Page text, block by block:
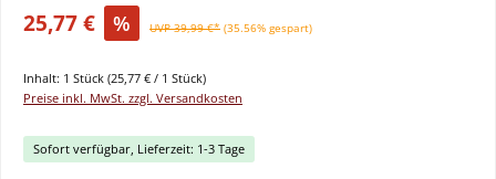
25,77 € % UVP 39,99 €* (35.56% gespart)
Inhalt: 1 Stück (25,77 € / 1 Stück)
Preise inkl. MwSt. zzgl. Versandkosten
Sofort verfügbar, Lieferzeit: 1-3 Tage